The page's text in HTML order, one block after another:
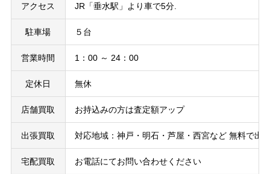
アクセス JR「垂水駅」より車で5分.
駐車場 ５台
営業時間 1：00 ～ 24：00
定休日 無休
店舗買取 お持込みの方は査定額アップ
出張買取 対応地域：神戸・明石・芦屋・西宮など 無料で出
宅配買取 お電話にてお問い合わせください